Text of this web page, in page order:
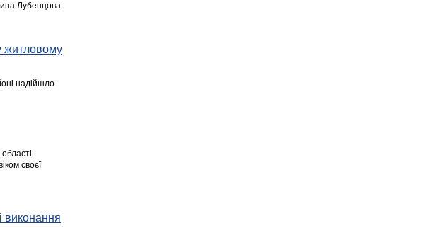
Лубенцова
житловому
надійшло
своєї
виконання